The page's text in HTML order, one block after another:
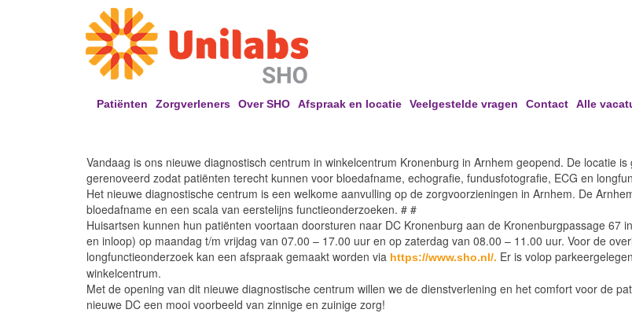
Patiënten Zorgverleners Over SHO Afspraak en locatie Veelgestelde vragen Contact Alle
Vandaag is ons nieuwe diagnostisch centrum in winkelcentrum Kronenburg in Arnhem geopend. De locatie
gerenoveerd zodat patiënten terecht kunnen voor bloedafname, echografie, fundusfotografie, ECG en
Het nieuwe diagnostische centrum is een welkome aanvulling op de zorgvoorzieningen in Arnhem. De
bloedafname en een scala van eerstelijns functieonderzoeken. # #
Huisartsen kunnen hun patiënten voortaan doorsturen naar DC Kronenburg aan de Kronenburgpassage 67
en inloop) op maandag t/m vrijdag van 07.00 – 17.00 uur en op zaterdag van 08.00 – 11.00 uur. Voor de
longfunctieonderzoek kan een afspraak gemaakt worden via https://www.sho.nl/. Er is volop
winkelcentrum.
Met de opening van dit nieuwe diagnostische centrum willen we de dienstverlening en het comfort voor de
nieuwe DC een mooi voorbeeld van zinnige en zuinige zorg!